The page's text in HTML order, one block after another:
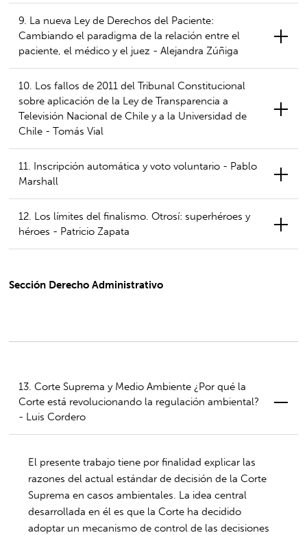
9. La nueva Ley de Derechos del Paciente:
Cambiando el paradigma de la relación entre el
paciente, el médico y el juez - Alejandra Zúñiga
10. Los fallos de 2011 del Tribunal Constitucional
sobre aplicación de la Ley de Transparencia a
Televisión Nacional de Chile y a la Universidad de
Chile - Tomás Vial
11. Inscripción automática y voto voluntario - Pablo
Marshall
12. Los límites del finalismo. Otrosí: superhéroes y
héroes - Patricio Zapata
Sección Derecho Administrativo
13. Corte Suprema y Medio Ambiente ¿Por qué la
Corte está revolucionando la regulación ambiental?
- Luis Cordero
El presente trabajo tiene por finalidad explicar las
razones del actual estándar de decisión de la Corte
Suprema en casos ambientales. La idea central
desarrollada en él es que la Corte ha decidido
adoptar un mecanismo de control de las decisiones